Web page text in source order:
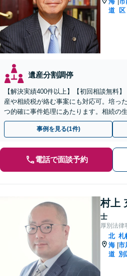
道 区
遺産分割調停
【解決実績400件以上】【初回相談無料
産や相続税が絡む事案にも対応可。培っ
つ的確に事件処理にあたります。相続の
金システムもお任せ【完全個室】【自衛
事例を見る(1件)
電話で面談予約
村上
士
厚別法律
北
海
道
|
札
市
別